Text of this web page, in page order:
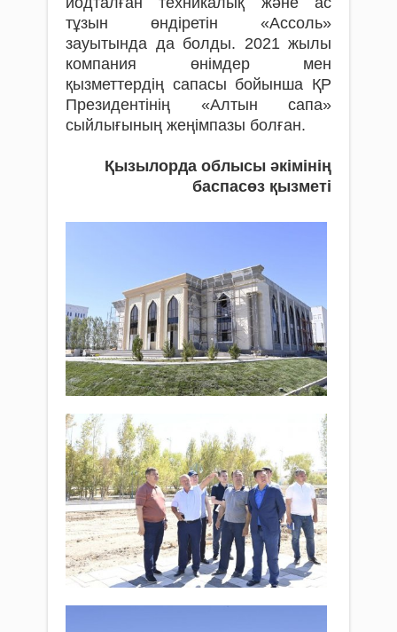
тұзын өндіретін «Ассоль»
зауытында да болды. 2021 жылы
компания өнімдер мен
қызметтердің сапасы бойынша ҚР
Президентінің «Алтын сапа»
сыйлығының жеңімпазы болған.
Қызылорда облысы әкімінің
баспасөз қызметі